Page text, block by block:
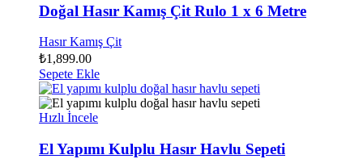
Doğal Hasır Kamış Çit Rulo 1 x 6 Metre
Hasır Kamış Çit
₺1,899.00
Sepete Ekle
Hızlı İncele
El Yapımı Kulplu Hasır Havlu Sepeti